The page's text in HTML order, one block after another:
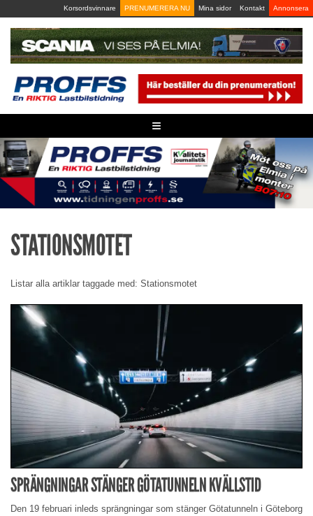
to
content
Korsordsvinnare PRENUMERERA NU Mina sidor Kontakt Annonsera
≡
STATIONSMOTET
Listar alla artiklar taggade med: Stationsmotet
SPRÄNGNINGAR STÄNGER GÖTATUNNELN KVÄLLSTID
Den 19 februari inleds sprängningar som stänger Götatunneln i Göteborg